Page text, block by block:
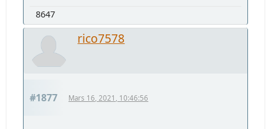
8647
rico7578
#1877 Mars 16, 2021, 10:46:56